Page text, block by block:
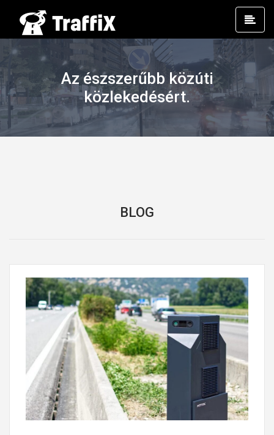
Az észszerűbb közúti
közlekedésért.
BLOG